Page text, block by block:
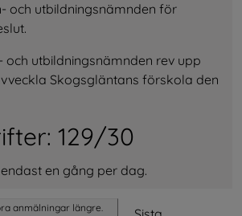
och utbildningsnämnden för
och utbildningsnämnden rev upp
Skogsgläntans förskola den
129/30
en gång per dag.
anmälningar längre.